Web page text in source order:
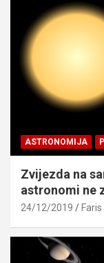
ASTRONOMIJA
Zvijezda na
astronomi ne
24/12/2019 Faris